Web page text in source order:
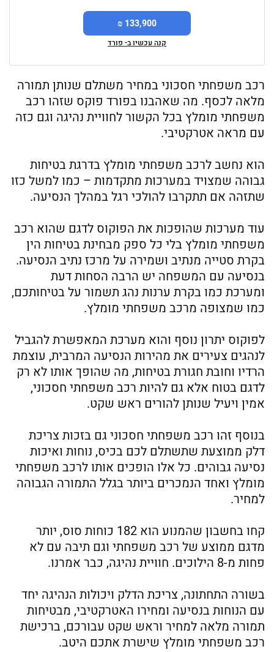
133,900 ₪
קנה עכשיו ב- פורד
רכב משפחתי חסכוני במחיר משתלם שנותן תמורה
מלאה לכסף. מה שאהבנו בפורד פוקס שזהו רכב
משפחתי מומלץ בכל הקשור לחוויית נהיגה וגם כזה
עם מראה אטרקטיבי.
הוא נחשב לרכב משפחתי מומלץ בדרגת בטיחות
גבוהה שמצויד במערכות מתקדמות – כמו למשל כזו
שתזהה אם תתקרבו להולכי רגל במהלך הנסיעה.
עוד מערכות שהופכות את הפוקוס לדגם שהוא רכב
משפחתי מומלץ בלי כל ספק מבחינת בטיחות הין
בקרת סטייה מנתיב ושמירה על מרכז נתיב הנסיעה.
בנסיעה עם המשפחה יש הרבה הסחות דעת
ומערכת כמו בקרת ערנות נהג תשמור על בטיחותכם,
כמו שמצופה מרכב משפחתי מומלץ.
לפוקוס יתרון נוסף והוא מערכת המאפשרת להגביל
לנהגים צעירים את מהירות הנסיעה המרבית, עוצמת
הרדיו וחובת חגורת בטיחות, מה שהופך אותו לא רק
לדגם בטוח אלא גם להיות רכב משפחתי חסכוני,
אמין ויעיל שנותן להורים ראש שקט.
בנוסף זהו רכב משפחתי חסכוני גם בזכות צריכת
דלק ממוצעת שתשתלם לכם בכיס, נוחות ואיכות
נסיעה גבוהים. כל אלו הופכים אותו לרכב משפחתי
מומלץ ואחד הנמכרים ביותר בגלל התמורה הגבוהה
למחיר.
קחו בחשבון שהמנוע הוא 182 כוחות סוס, יותר
מדגם ממוצע של רכב משפחתי וגם תיבה עם לא
פחות מ-8 הילוכים. חוויית נהיגה, כבר אמרנו.
בשורה התחתונה, צריכת הדלק ויכולות הנהיגה יחד
עם הנוחות בנסיעה ומחירו האטרקטיבי, מבטיחות
תמורה מלאה למחיר וראש שקט עבורכם, ברכישת
רכב משפחתי מומלץ שישרת אתכם היטב.